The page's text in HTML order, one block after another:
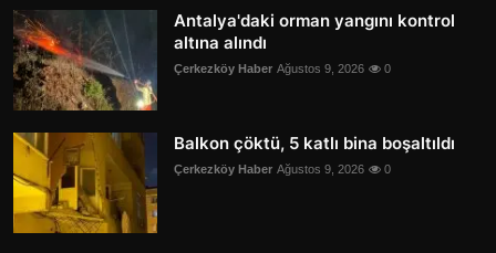
Antalya'daki orman yangını kontrol
altına alındı
Çerkezköy Haber Ağustos 9, 2026 0
Balkon çöktü, 5 katlı bina boşaltıldı
Çerkezköy Haber Ağustos 9, 2026 0